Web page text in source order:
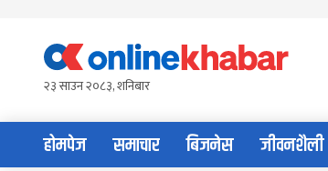
content२३ साउन २०८३, शनिबार
होमपेज समाचार बिजनेस जीवनशैली